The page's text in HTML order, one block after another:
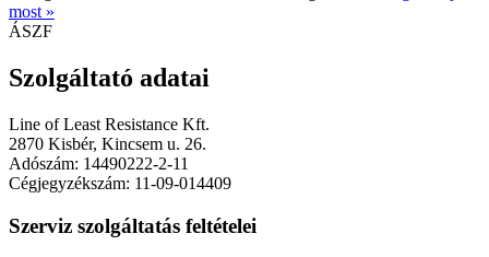
most »
ÁSZF
Szolgáltató adatai
Line of Least Resistance Kft.
2870 Kisbér, Kincsem u. 26.
Adószám: 14490222-2-11
Cégjegyzékszám: 11-09-014409
Szerviz szolgáltatás feltételei